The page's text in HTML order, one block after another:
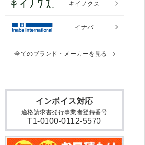
インボイス対応
適格請求書発行事業者登録番号
T1-0100-0112-5570
キイノクス
イナバ
全てのブランド・メーカーを見る